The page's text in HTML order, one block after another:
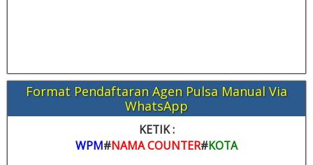
Format Pendaftaran Agen Pulsa Manual Via
WhatsApp
KETIK :
WPM#NAMA COUNTER#KOTA